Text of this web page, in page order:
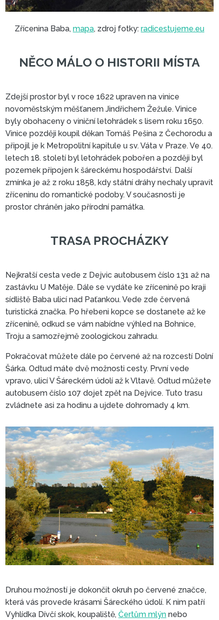
Zřícenina Baba, mapa, zdroj fotky: radicestujeme.eu
NĚCO MÁLO O HISTORII
Zdejší prostor byl v roce 1622 upraven na vinice
novoměstským měšťanem Jindřichem Žežule. Vinice
byly obohaceny o viniční letohrádek s lisem roku 1650.
Vinice později koupil děkan Tomáš Pešina z Čechorodu a
připojil je k Metropolitní kapitule u sv. Váta v Praze. Ve 40.
letech 18. století byl letohrádek pobořen a později byl
pozemek připojen k šáreckému hospodářství. Další
zmínka je až z roku 1858, kdy státní dráhy nechaly upravit
zříceninu do romantické podoby. V současnosti je
prostor chráněn jako přírodní památka.
TRASA PROCHÁZKY
Nejkratší cesta vede z Dejvic autobusem číslo 131 až na
zastávku U Matěje. Dále se vydáte ke zřícenině po kraji
sídliště Baba ulicí nad Paťankou. Vede zde červená
turistická značka. Po hřebeni kopce se dostanete až ke
zřícenině, odkud se vám nabídne výhled na Bohnice,
Troju a samozřejmě zoologickou zahradu.
Pokračovat můžete dále po červené až na rozcestí Dolní
Šárka. Odtud máte dvě možnosti cesty. První vede
vpravo, ulicí V Šáreckém údolí až k Vltavě. Odtud můžete
autobusem číslo 107 dojet zpět na Dejvice. Tuto trasu
zvládnete asi za hodinu a ujdete dohromady 4 km.
Druhou možností je dokončit okruh po červené značce,
která vás provede krásami Šáreckého údolí. K nim patří
Vyhlídka Dívčí skok, koupaliště,Čertům mlýn nebo